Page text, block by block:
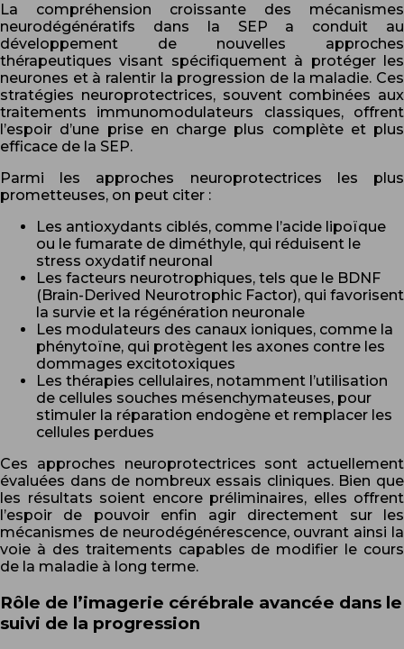
La compréhension croissante des mécanismes
neurodégénératifs dans la SEP a conduit au
développement de nouvelles approches
thérapeutiques visant spécifiquement à protéger les
neurones et à ralentir la progression de la maladie. Ces
stratégies neuroprotectrices, souvent combinées aux
traitements immunomodulateurs classiques, offrent
l’espoir d’une prise en charge plus complète et plus
efficace de la SEP.
Parmi les approches neuroprotectrices les plus
prometteuses, on peut citer :
Les antioxydants ciblés, comme l’acide lipoïque
ou le fumarate de diméthyle, qui réduisent le
stress oxydatif neuronal
Les facteurs neurotrophiques, tels que le BDNF
(Brain-Derived Neurotrophic Factor), qui favorisent
la survie et la régénération neuronale
Les modulateurs des canaux ioniques, comme la
phénytoïne, qui protègent les axones contre les
dommages excitotoxiques
Les thérapies cellulaires, notamment l’utilisation
de cellules souches mésenchymateuses, pour
stimuler la réparation endogène et remplacer les
cellules perdues
Ces approches neuroprotectrices sont actuellement
évaluées dans de nombreux essais cliniques. Bien que
les résultats soient encore préliminaires, elles offrent
l’espoir de pouvoir enfin agir directement sur les
mécanismes de neurodégénérescence, ouvrant ainsi la
voie à des traitements capables de modifier le cours
de la maladie à long terme.
Rôle de l’imagerie cérébrale avancée dans le
suivi de la progression